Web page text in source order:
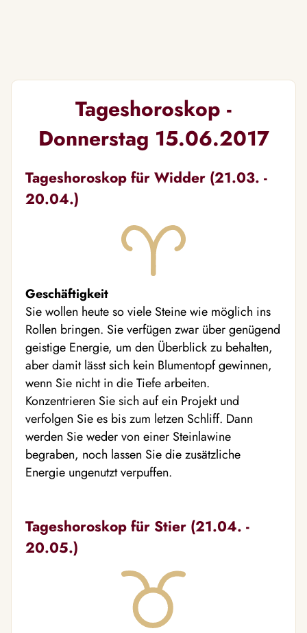
Tageshoroskop -
Donnerstag 15.06.2017
Tageshoroskop für Widder (21.03. -
20.04.)
Geschäftigkeit
Sie wollen heute so viele Steine wie möglich ins
Rollen bringen. Sie verfügen zwar über genügend
geistige Energie, um den Überblick zu behalten,
aber damit lässt sich kein Blumentopf gewinnen,
wenn Sie nicht in die Tiefe arbeiten.
Konzentrieren Sie sich auf ein Projekt und
verfolgen Sie es bis zum letzen Schliff. Dann
werden Sie weder von einer Steinlawine
begraben, noch lassen Sie die zusätzliche
Energie ungenutzt verpuffen.
Tageshoroskop für Stier (21.04. -
20.05.)